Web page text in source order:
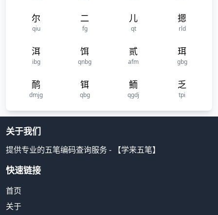
尔
qiu
二
fg
儿
qt
摁
rld
洱
ibg
饵
qnbg
贰
afm
珥
gbg
鸸
dmjg
铒
qbg
鲕
qgdj
乏
tpi
关于我们
提供专业的五笔编码查询服务 - 【学来五笔】
快速链接
首页
关于